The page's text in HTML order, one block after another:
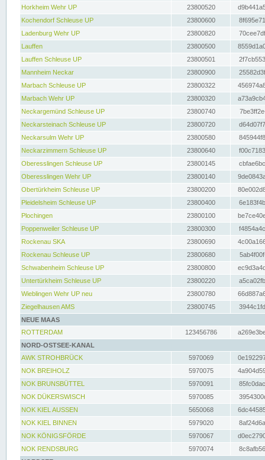
Horkheim Wehr UP
23800520
Kochendorf Schleuse UP
23800600
Ladenburg Wehr UP
23800820
Lauffen
23800500
Lauffen Schleuse UP
23800501
Mannheim Neckar
23800900
Marbach Schleuse UP
23800322
Marbach Wehr UP
23800320
Neckargemünd Schleuse UP
23800740
Neckarsteinach Schleuse UP
23800720
Neckarsulm Wehr UP
23800580
Neckarzimmern Schleuse UP
23800640
Oberesslingen Schleuse UP
23800145
Oberesslingen Wehr UP
23800140
Obertürkheim Schleuse UP
23800200
Pleidelsheim Schleuse UP
23800400
Plochingen
23800100
Poppenweiler Schleuse UP
23800300
Rockenau SKA
23800690
Rockenau Schleuse UP
23800680
Schwabenheim Schleuse UP
23800800
Untertürkheim Schleuse UP
23800220
Wieblingen Wehr UP neu
23800780
Ziegelhausen AMS
23800745
NEUE MAAS
ROTTERDAM
123456786
NORD-OSTSEE-KANAL
AWK STROHBRÜCK
5970069
NOK BREIHOLZ
5970075
NOK BRUNSBÜTTEL
5970091
NOK DÜKERSWISCH
5970085
NOK KIEL AUSSEN
5650068
NOK KIEL BINNEN
5979020
NOK KÖNIGSFÖRDE
5970067
NOK RENDSBURG
5970074